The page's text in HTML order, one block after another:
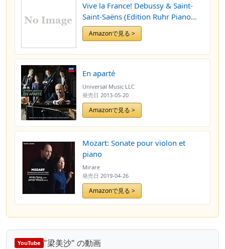
Vive la France! Debussy & Saint-
Saint-Saëns (Edition Ruhr Piano
Festival, Vol. 37) (Live)
Amazonで見る >
En aparté
Universal Music LLC
発売日 2013-05-20
Amazonで見る >
Mozart: Sonate pour violon et
piano
Mirare
発売日 2019-04-26
Amazonで見る >
YouTube "梁美沙" の動画